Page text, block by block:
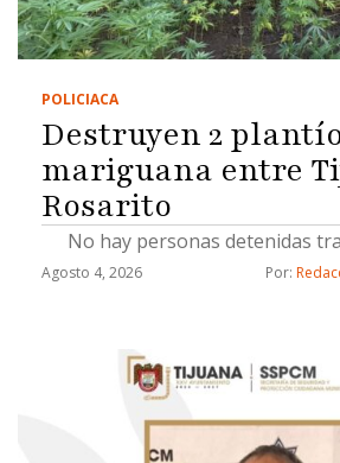
POLICIACA
Destruyen 2
mariguana entre
Rosarito
No hay personas detenidas
Agosto 4, 2026 Por: